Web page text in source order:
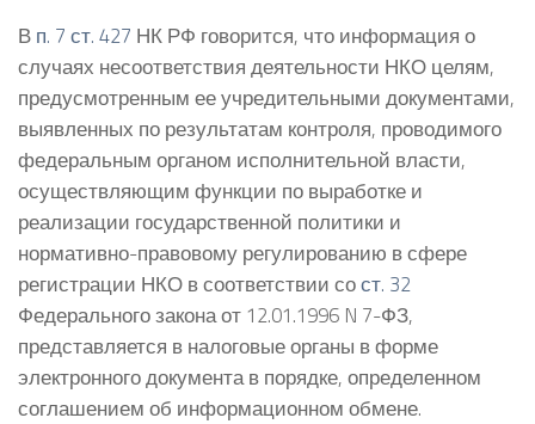
В п. 7 ст. 427 НК РФ говорится, что информация о
случаях несоответствия деятельности НКО целям,
предусмотренным ее учредительными документами,
выявленных по результатам контроля, проводимого
федеральным органом исполнительной власти,
осуществляющим функции по выработке и
реализации государственной политики и
нормативно-правовому регулированию в сфере
регистрации НКО в соответствии сост. 32
Федерального закона от 12.01.1996 N 7-ФЗ,
представляется в налоговые органы в форме
электронного документа в порядке, определенном
соглашением об информационном обмене.